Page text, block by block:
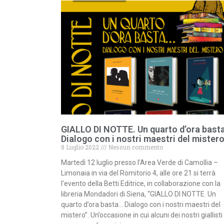
GIALLO DI NOTTE. Un quarto d’ora
Dialogo con i nostri maestri del
8 Luglio 2022
Nessun commento
Martedì 12 luglio presso l’Area Verde di Camollia –
Limonaia in via del Romitorio 4, alle ore 21 si terrà
l’evento della Betti Editrice, in collaborazione con la
libreria Mondadori di Siena, “GIALLO DI NOTTE. Un
quarto d’ora basta… Dialogo con i nostri maestri del
mistero”. Un’occasione in cui alcuni dei nostri giallisti